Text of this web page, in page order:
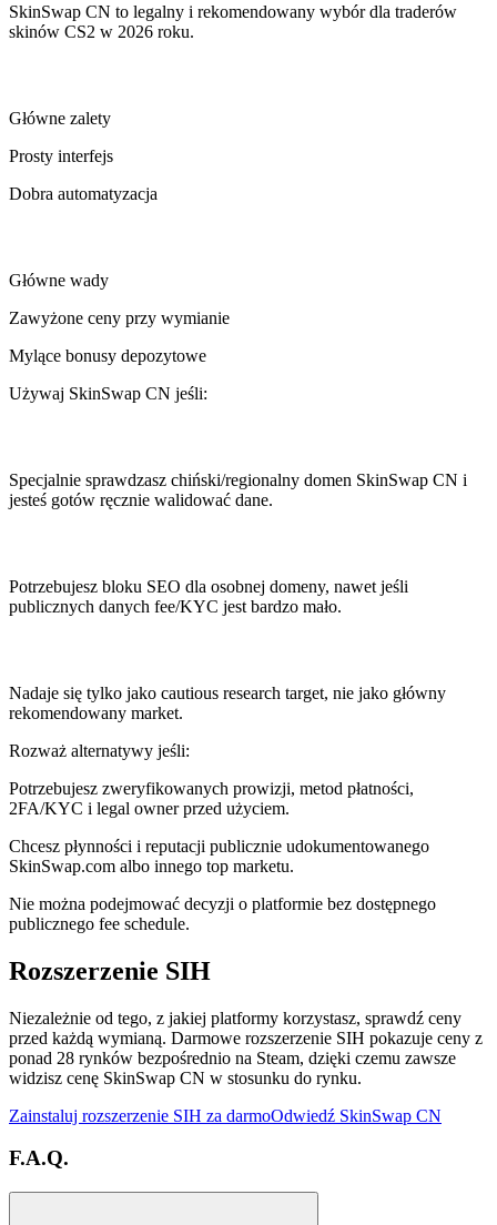
SkinSwap CN to legalny i rekomendowany wybór dla traderów
skinów CS2 w 2026 roku.
Główne zalety
Prosty interfejs
Dobra automatyzacja
Główne wady
Zawyżone ceny przy wymianie
Mylące bonusy depozytowe
Używaj SkinSwap CN jeśli:
Specjalnie sprawdzasz chiński/regionalny domen SkinSwap CN i
jesteś gotów ręcznie walidować dane.
Potrzebujesz bloku SEO dla osobnej domeny, nawet jeśli
publicznych danych fee/KYC jest bardzo mało.
Nadaje się tylko jako cautious research target, nie jako główny
rekomendowany market.
Rozważ alternatywy jeśli:
Potrzebujesz zweryfikowanych prowizji, metod płatności,
2FA/KYC i legal owner przed użyciem.
Chcesz płynności i reputacji publicznie udokumentowanego
SkinSwap.com albo innego top marketu.
Nie można podejmować decyzji o platformie bez dostępnego
publicznego fee schedule.
Rozszerzenie SIH
Niezależnie od tego, z jakiej platformy korzystasz, sprawdź ceny
przed każdą wymianą. Darmowe rozszerzenie SIH pokazuje ceny z
ponad 28 rynków bezpośrednio na Steam, dzięki czemu zawsze
widzisz cenę SkinSwap CN w stosunku do rynku.
Zainstaluj rozszerzenie SIH za darmoOdwiedź SkinSwap CN
F.A.Q.